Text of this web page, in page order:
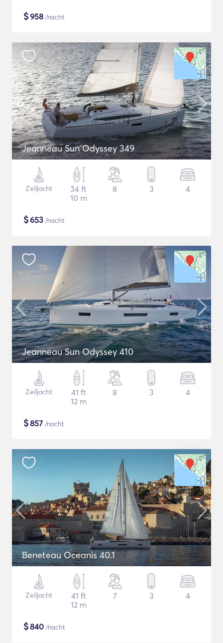
$958 /nacht
Jeanneau Sun Odyssey 349
Zeiljacht
34 ft
10 m
8 3 4
$653 /nacht
Jeanneau Sun Odyssey 410
Zeiljacht
41 ft
12 m
8 3 4
$857 /nacht
Beneteau Oceanis 40.1
Zeiljacht
41 ft
12 m
7 3 4
$840 /nacht